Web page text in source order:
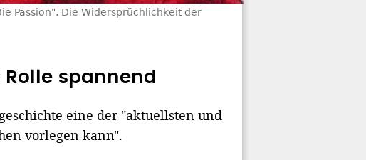
Passion". Die Widersprüchlichkeit der
spannend
eine der "aktuellsten und
vorlegen kann".